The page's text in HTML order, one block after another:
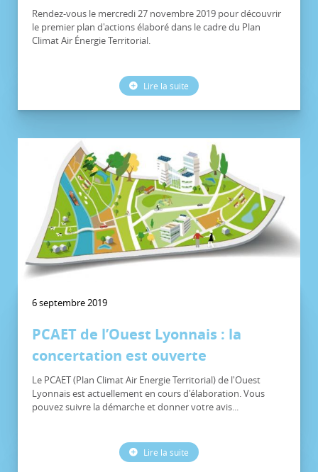
Rendez-vous le mercredi 27 novembre 2019 pour découvrir
le premier plan d'actions élaboré dans le cadre du Plan
Climat Air Énergie Territorial.
Lire la suite
6 septembre 2019
PCAET de l’Ouest Lyonnais : la
concertation est ouverte
Le PCAET (Plan Climat Air Energie Territorial) de l'Ouest
Lyonnais est actuellement en cours d'élaboration. Vous
pouvez suivre la démarche et donner votre avis...
Lire la suite